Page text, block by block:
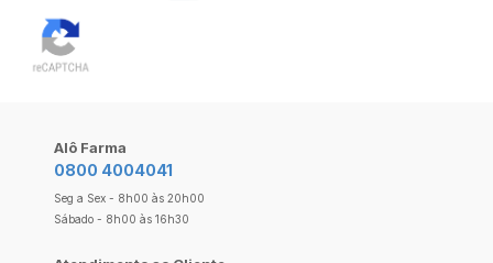
Alô Farma
0800 4004041
Seg a Sex - 8h00 às 20h00
Sábado - 8h00 às 16h30